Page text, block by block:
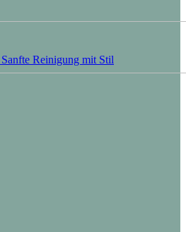
Reinigung mit Stil